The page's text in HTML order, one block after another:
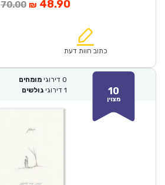
70.00המחיר
₪70.00.
₪ 48.90המחיר
הוא:
כתוב חוות דעת
10
מצוין
0 דירוגי מומחים
1 דירוגי גולשים